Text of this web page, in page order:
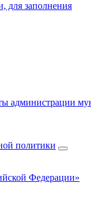
для заполнения
политики
Федерации»